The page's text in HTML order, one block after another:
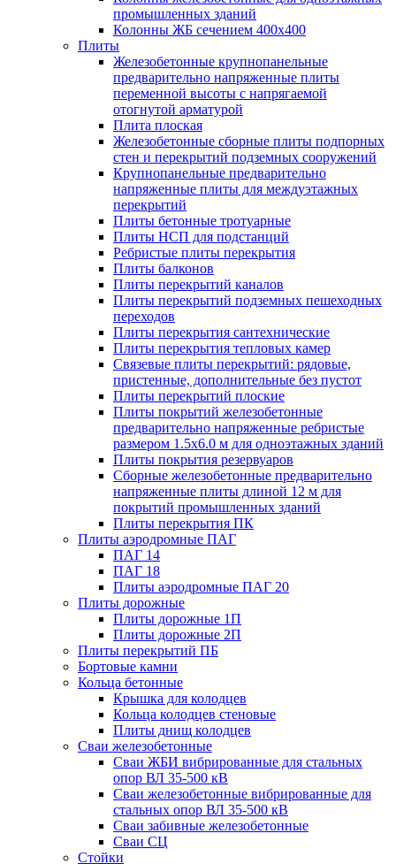
промышленных зданий
Колонны ЖБ сечением 400х400
Плиты
Железобетонные крупнопанельные
предварительно напряженные плиты
переменной высоты с напрягаемой
отогнутой арматурой
Плита плоская
Железобетонные сборные плиты подпорных
стен и перекрытий подземных сооружений
Крупнопанельные предварительно
напряженные плиты для междуэтажных
перекрытий
Плиты бетонные тротуарные
Плиты НСП для подстанций
Ребристые плиты перекрытия
Плиты балконов
Плиты перекрытий каналов
Плиты перекрытий подземных пешеходных
переходов
Плиты перекрытия сантехнические
Плиты перекрытия тепловых камер
Связевые плиты перекрытий: рядовые,
пристенные, дополнительные без пустот
Плиты перекрытий плоские
Плиты покрытий железобетонные
предварительно напряженные ребристые
размером 1.5х6.0 м для одноэтажных зданий
Плиты покрытия резервуаров
Сборные железобетонные предварительно
напряженные плиты длиной 12 м для
покрытий промышленных зданий
Плиты перекрытия ПК
Плиты аэродромные ПАГ
ПАГ 14
ПАГ 18
Плиты аэродромные ПАГ 20
Плиты дорожные
Плиты дорожные 1П
Плиты дорожные 2П
Плиты перекрытий ПБ
Бортовые камни
Кольца бетонные
Крышка для колодцев
Кольца колодцев стеновые
Плиты днищ колодцев
Сваи железобетонные
Сваи ЖБИ вибрированные для стальных
опор ВЛ 35-500 кВ
Сваи железобетонные вибрированные для
стальных опор ВЛ 35-500 кВ
Сваи забивные железобетонные
Сваи СЦ
Стойки